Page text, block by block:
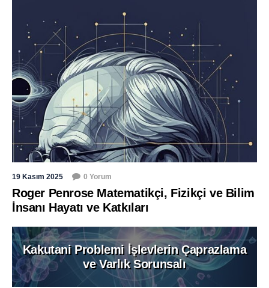
19 Kasım 2025 0 Yorum
Roger Penrose Matematikçi, Fizikçi ve Bilim
İnsanı Hayatı ve Katkıları
Kakutani Problemi İşlevlerin Çaprazlama
ve Varlık Sorunsalı